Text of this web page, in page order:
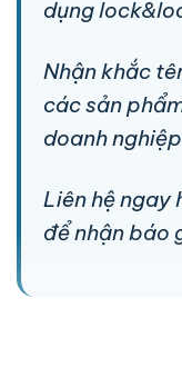
dụng
Nhận khắc
các sản
doanh
Liên hệ
để nhận báo